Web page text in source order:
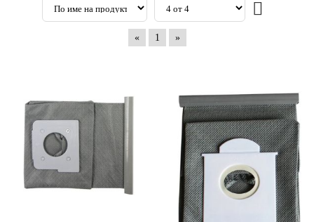
« 1 »